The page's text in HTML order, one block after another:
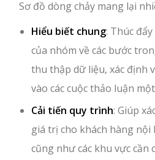
Sơ đồ dòng chảy mang lại
Hiểu biết chung: Thúc
của nhóm về các bước
thu thập dữ liệu, xác định
vào các cuộc thảo luận
Cải tiến quy trình: Giúp
giá trị cho khách hàng nội
cũng như các khu vực cần